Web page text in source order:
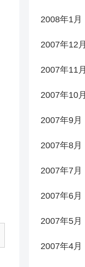
2008年1月
2007年12月
2007年11月
2007年10月
2007年9月
2007年8月
2007年7月
2007年6月
2007年5月
2007年4月